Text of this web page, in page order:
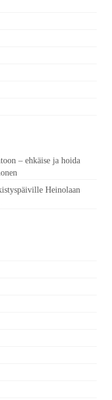
– ehkäise ja hoida
Heinolaan